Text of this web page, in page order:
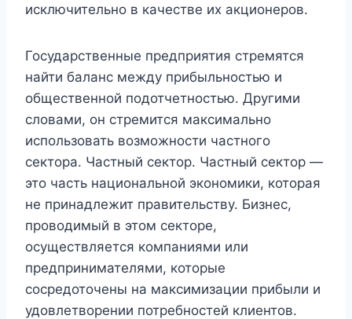
исключительно в качестве их акционеров.
Государственные предприятия стремятся
найти баланс между прибыльностью и
общественной подотчетностью. Другими
словами, он стремится максимально
использовать возможности частного
сектора. Частный сектор. Частный сектор —
это часть национальной экономики, которая
не принадлежит правительству. Бизнес,
проводимый в этом секторе,
осуществляется компаниями или
предпринимателями, которые
сосредоточены на максимизации прибыли и
удовлетворении потребностей клиентов.